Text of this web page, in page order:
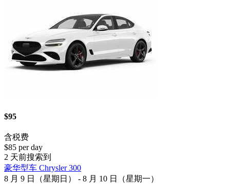
$95
含税费
$85 per day
2 天前搜索到
豪华型车 Chrysler 300
8 月 9 日（星期日） - 8 月 10 日（星期一）